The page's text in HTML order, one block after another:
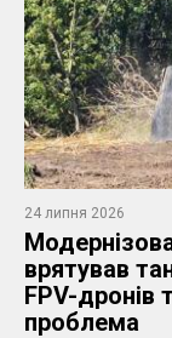
24 липня 2026
врятував
FPV-дронів
проблема